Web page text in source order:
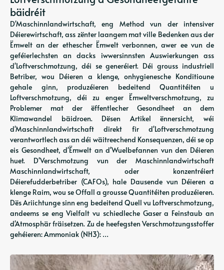
bäidréit
D'Maschinnlandwirtschaft, eng Method vun der intensiver
Déierewirtschaft, ass zënter laangem mat ville Bedenken aus der
Ëmwelt an der ethescher Ëmwelt verbonnen, awer ee vun de
geféierlechsten an dacks iwwersinnsten Auswierkungen ass
d'Loftverschmotzung, déi se generéiert. Déi grouss industriell
Betriber, wou Déieren a klenge, onhygienesche Konditioune
gehale ginn, produzéieren bedeitend Quantitéiten u
Loftverschmotzung, déi zu enger Ëmweltverschmotzung, zu
Problemer mat der ëffentlecher Gesondheet an dem
Klimawandel bäidroen. Dësen Artikel ënnersicht, wéi
d'Maschinnlandwirtschaft direkt fir d'Loftverschmotzung
verantwortlech ass an déi wäitreechend Konsequenzen, déi se op
eis Gesondheet, d'Ëmwelt an d'Wuelbefannen vun den Déieren
huet. D'Verschmotzung vun der Maschinnlandwirtschaft
Maschinnlandwirtschaft, oder konzentréiert
Déierefudderbetriber (CAFOs), hale Dausende vun Déieren a
klenge Raim, wou se Offall a grousse Quantitéiten produzéieren.
Dës Ariichtunge sinn eng bedeitend Quell vu Loftverschmotzung,
andeems se eng Vielfalt vu schiedleche Gaser a Feinstaub an
d'Atmosphär fräisetzen. Zu de heefegsten Verschmotzungsstoffer
gehéieren: Ammoniak (NH3): …